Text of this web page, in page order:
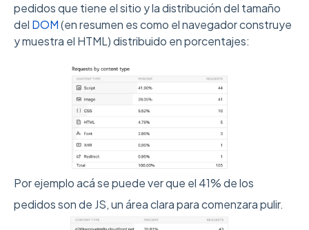
pedidos que tiene el sitio y la distribución del tamaño
del DOM(en resumen es como el navegador construye
y muestra el HTML) distribuido en porcentajes:
Por ejemplo acá se puede ver que el 41% de los
pedidos son de JS, un área clara para comenzara pulir.